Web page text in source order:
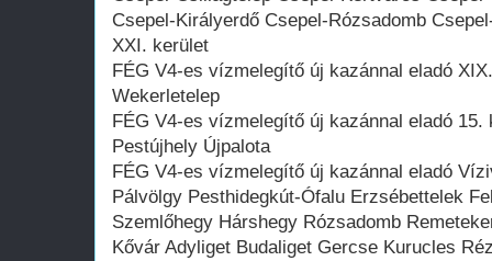
Csepel-Királyerdő Csepel-Rózsadomb
XXI. kerület
FÉG V4-es vízmelegítő új kazánnal eladó
Wekerletelep
FÉG V4-es vízmelegítő új kazánnal eladó
Pestújhely Újpalota
FÉG V4-es vízmelegítő új kazánnal eladó
Pálvölgy Pesthidegkút-Ófalu Erzsébettelek
Szemlőhegy Hárshegy Rózsadomb
Kővár Adyliget Budaliget Gercse Kurucles